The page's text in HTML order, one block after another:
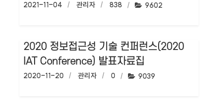
작성일:
2021-11-04 작성자:
관리자 댓글수:
838 조회수:
9602
2020 정보접근성 기술 컨퍼런스(2020
IAT Conference) 발표자료집
작성일:
2020-11-20 작성자:
관리자 댓글수:
0 조회수:
9039